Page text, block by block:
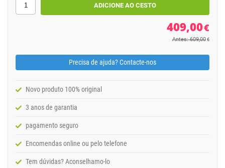
409,00€
Antes: 609,00 €
Precisa de ajuda? Contacte-nos
Novo produto 100% original
3 anos de garantia
pagamento seguro
Encomendas online ou pelo telefone
Tem dúvidas? Aconselhamo-lo